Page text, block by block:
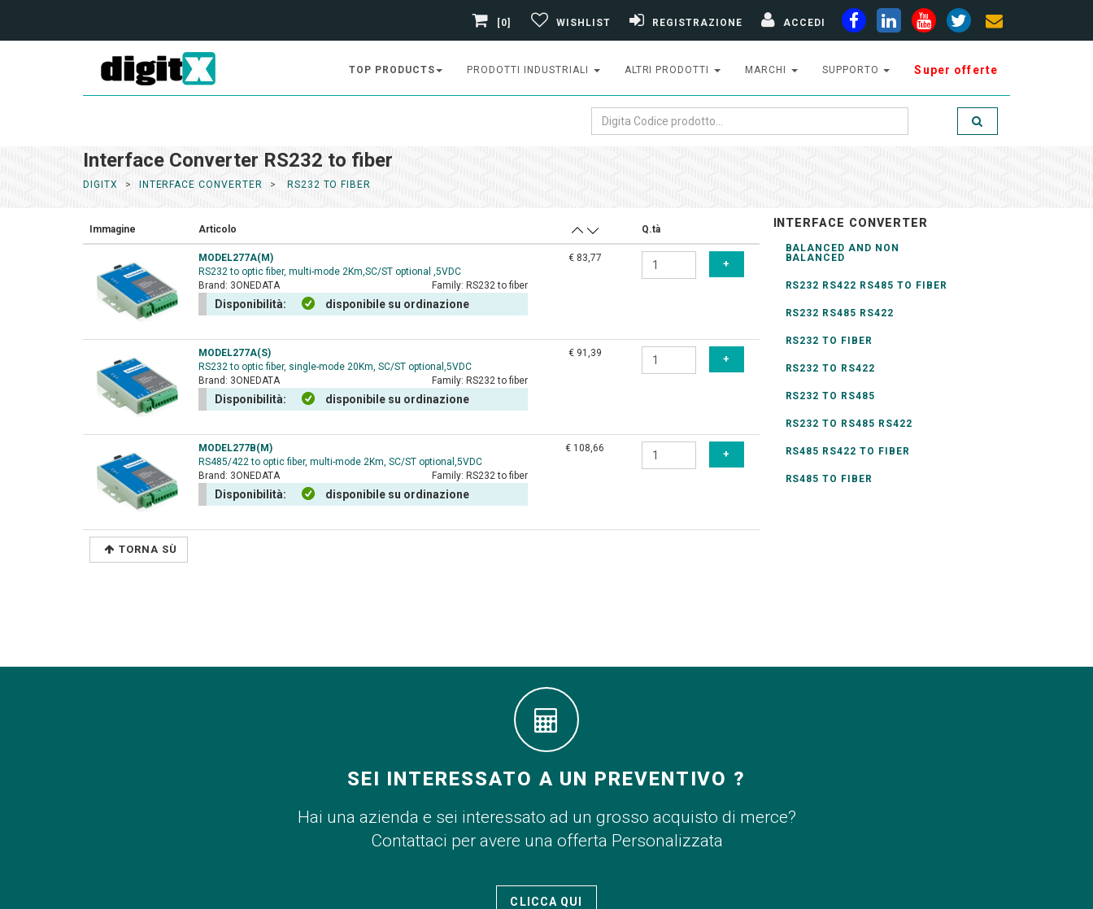
[0] WISHLIST REGISTRAZIONE ACCEDI
TOP PRODUCTS PRODOTTI INDUSTRIALI ALTRI PRODOTTI MARCHI SUPPORTO Super offerte
Interface Converter RS232 to fiber
DIGITX INTERFACE CONVERTER RS232 TO FIBER
Immagine Articolo Q.tà
MODEL277A(M)
RS232 to optic fiber, multi-mode 2Km,SC/ST optional ,5VDC
Brand: 3ONEDATA Family: RS232 to fiber
Disponibilità: disponibile su ordinazione
€ 83,77
MODEL277A(S)
RS232 to optic fiber, single-mode 20Km, SC/ST optional,5VDC
Brand: 3ONEDATA Family: RS232 to fiber
Disponibilità: disponibile su ordinazione
€ 91,39
MODEL277B(M)
RS485/422 to optic fiber, multi-mode 2Km, SC/ST optional,5VDC
Brand: 3ONEDATA Family: RS232 to fiber
Disponibilità: disponibile su ordinazione
€ 108,66
TORNA SÙ
INTERFACE CONVERTER
BALANCED AND NON
BALANCED
RS232 RS422 RS485 TO FIBER
RS232 RS485 RS422
RS232 TO FIBER
RS232 TO RS422
RS232 TO RS485
RS232 TO RS485 RS422
RS485 RS422 TO FIBER
RS485 TO FIBER
SEI INTERESSATO A UN PREVENTIVO ?
Hai una azienda e sei interessato ad un grosso acquisto di merce?
Contattaci per avere una offerta Personalizzata
CLICCA QUI